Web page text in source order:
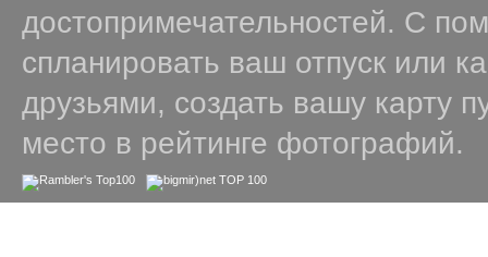
достопримечательностей. С
спланировать ваш отпуск или
друзьями, создать вашу карту
место в рейтинге фотографий.